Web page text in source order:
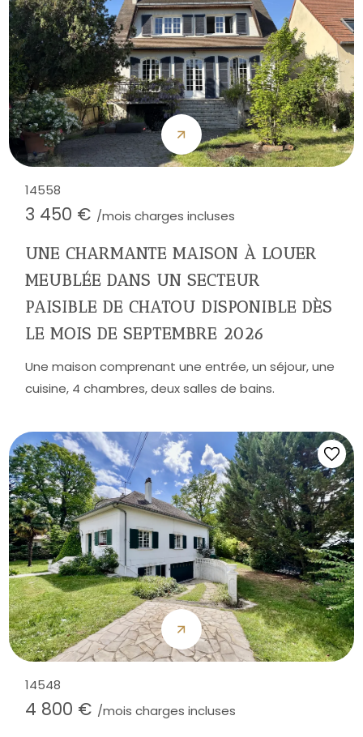
14558
3 450 € /mois charges incluses
UNE CHARMANTE MAISON À LOUER
MEUBLÉE DANS UN SECTEUR
PAISIBLE DE CHATOU DISPONIBLE DÈS
LE MOIS DE SEPTEMBRE 2026
Une maison comprenant une entrée, un séjour, une
cuisine, 4 chambres, deux salles de bains.
14548
4 800 € /mois charges incluses